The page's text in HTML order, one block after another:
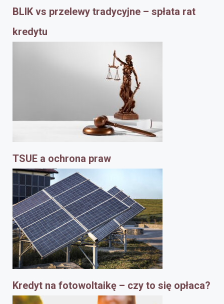
BLIK vs przelewy tradycyjne – spłata rat
kredytu
TSUE a ochrona praw
Kredyt na fotowoltaikę – czy to się opłaca?